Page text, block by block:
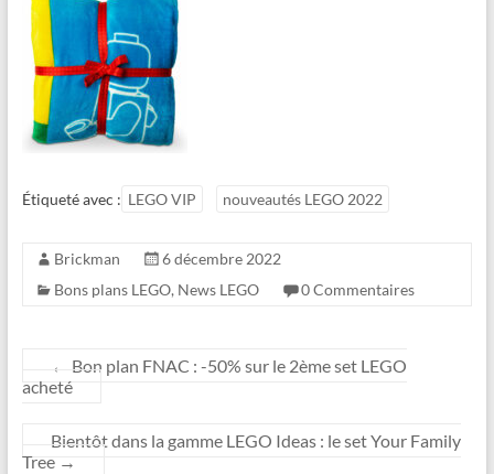
Étiqueté avec : LEGO VIP nouveautés LEGO 2022
Brickman
6 décembre 2022
Bons plans LEGO, News LEGO 0 Commentaires
←
Bon plan FNAC : -50% sur le 2ème set LEGO
acheté
Bientôt dans la gamme LEGO Ideas : le set Your Family
Tree →